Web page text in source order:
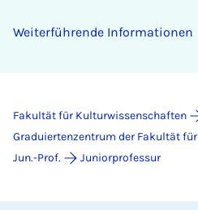
Wei­ter­füh­ren­de In­for­ma­ti­o­nen
Fakultät für Kulturwissenschaften
Graduiertenzentrum der Fakultät
Jun.-Prof.
Juniorprofessur